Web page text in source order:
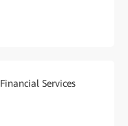
Services